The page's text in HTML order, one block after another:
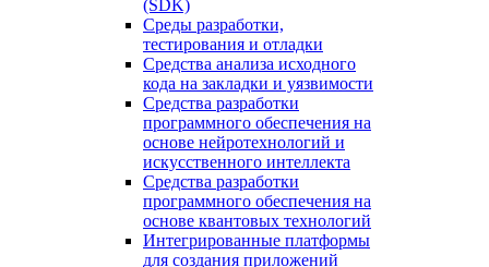
(SDK)
Среды разработки,
тестирования и отладки
Средства анализа исходного
кода на закладки и уязвимости
Средства разработки
программного обеспечения на
основе нейротехнологий и
искусственного интеллекта
Средства разработки
программного обеспечения на
основе квантовых технологий
Интегрированные платформы
для создания приложений